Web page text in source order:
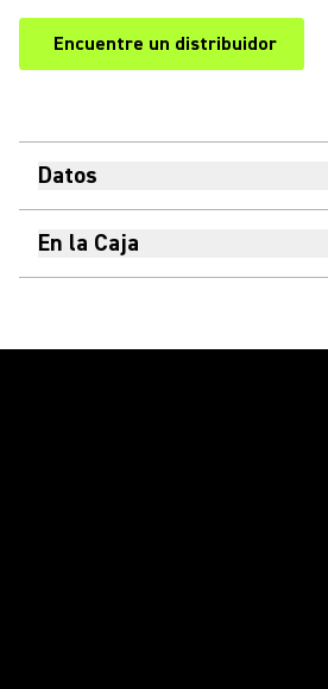
Encuentre un distribuidor
(Opens in a new tab)
Datos
En la Caja